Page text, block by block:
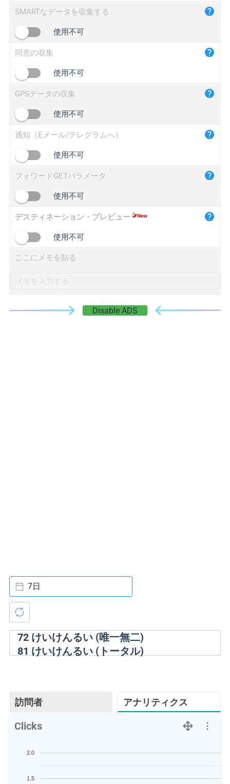
maper.info
2no.co
yip.su
iplogger.info
iplogger.cn
SMARTなデータを収集する
使用不可
同意の収集
使用不可
GPSデータの収集
使用不可
通知（Eメール/テレグラムへ）
使用不可
フォワードGETパラメータ
使用不可
デスティネーション・プレビュー
使用不可
ここにメモを貼る
Disable ADS
72けいけんるい (唯一無二)
81 けいけんるい (トータル)
7日
訪問者 アナリティクス
Clicks
1.5
2.0